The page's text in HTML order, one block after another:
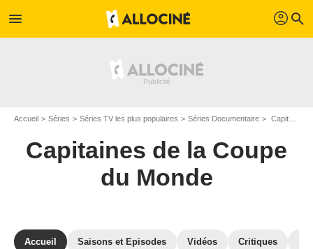
menu profil search
Accueil Séries Séries TV les plus populaires Séries Documentaire Capitaines de la Coupe du Monde
Capitaines de la Coupe
du Monde
Accueil Saisons et Episodes Vidéos Critiques